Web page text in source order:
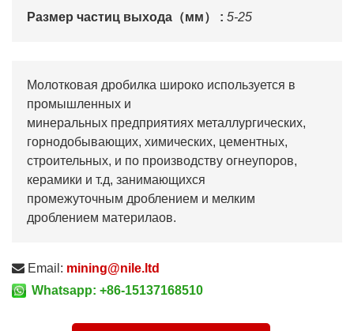
Размер частиц выхода（мм） :5-25
Молотковая дробилка широко используется в
промышленных и
минеральных предприятиях металлургических,
горнодобывающих, химических, цементных,
строительных, и по производству огнеупоров,
керамики и т.д, занимающихся
промежуточным дроблением и мелким
дроблением материлаов.
Email: mining@nile.ltd
Whatsapp: +86-15137168510